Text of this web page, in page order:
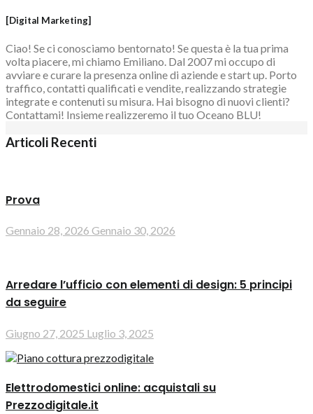
[Digital Marketing]
Ciao! Se ci conosciamo bentornato! Se questa è la tua prima
volta piacere, mi chiamo Emiliano. Dal 2007 mi occupo di
avviare e curare la presenza online di aziende e start up. Porto
traffico, contatti qualificati e vendite, realizzando strategie
integrate e contenuti su misura. Hai bisogno di nuovi clienti?
Contattami! Insieme realizzeremo il tuo Oceano BLU!
Articoli Recenti
Prova
Gennaio 28, 2026 Gennaio 30, 2026
Arredare l’ufficio con elementi di design: 5 principi
da seguire
Giugno 27, 2025 Luglio 3, 2025
Elettrodomestici online: acquistali su
Prezzodigitale.it